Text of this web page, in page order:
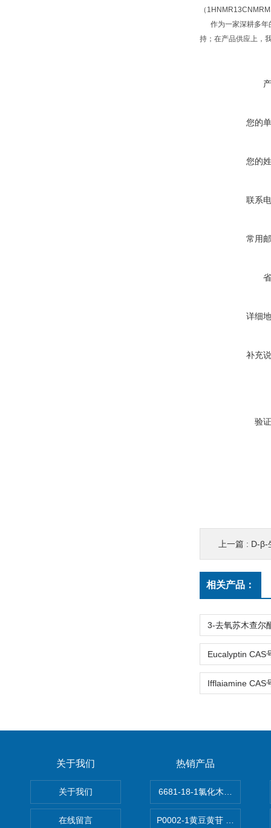
（
作为一家深耕多年
持；在产品供应上，
您的
您的
联系
常用
详细
补充
验
上一篇 : D-β-
相关产品：
关于我们
关于我们
在线留言
热销产品
6681-18-1氯化木兰花碱
P0002-1黄豆黄苷 40246-10-